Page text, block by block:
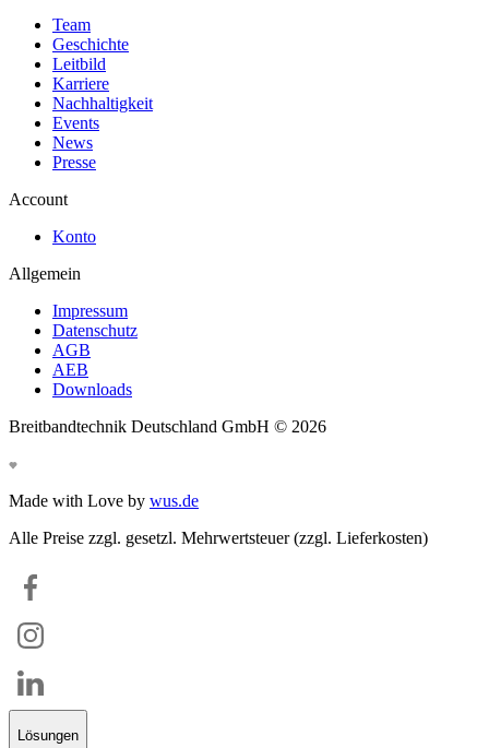
Team
Geschichte
Leitbild
Karriere
Nachhaltigkeit
Events
News
Presse
Account
Konto
Allgemein
Impressum
Datenschutz
AGB
AEB
Downloads
Breitbandtechnik Deutschland GmbH © 2026
Made with Love by wus.de
Alle Preise zzgl. gesetzl. Mehrwertsteuer (zzgl. Lieferkosten)
Lösungen